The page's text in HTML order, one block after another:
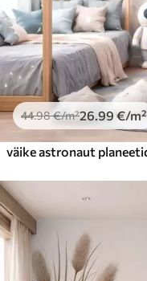
44.98€/m²26.99 €/m²